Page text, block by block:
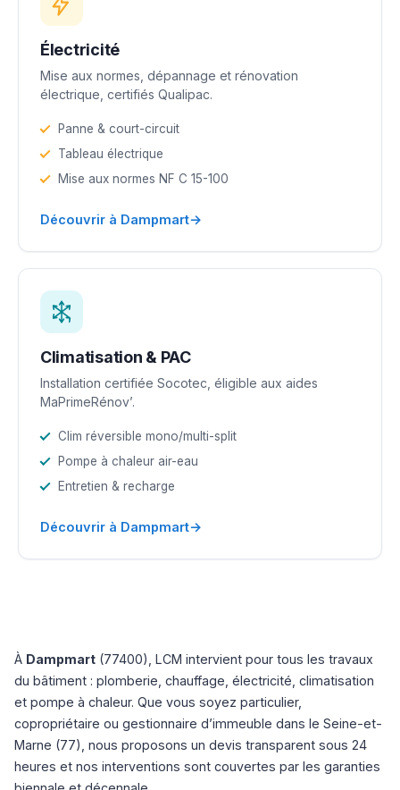
Électricité
Mise aux normes, dépannage et rénovation
électrique, certifiés Qualipac.
Panne & court-circuit
Tableau électrique
Mise aux normes NF C 15-100
Découvrir à Dampmart→
Climatisation & PAC
Installation certifiée Socotec, éligible aux aides
MaPrimeRénov’.
Clim réversible mono/multi-split
Pompe à chaleur air-eau
Entretien & recharge
Découvrir à Dampmart→
À Dampmart (77400), LCM intervient pour tous les travaux
du bâtiment : plomberie, chauffage, électricité, climatisation
et pompe à chaleur. Que vous soyez particulier,
copropriétaire ou gestionnaire d’immeuble dans le Seine-et-
Marne (77), nous proposons un devis transparent sous 24
heures et nos interventions sont couvertes par les garanties